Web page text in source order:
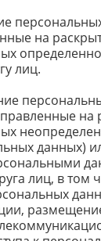
на
лиц.
на
данных)
лиц, в том